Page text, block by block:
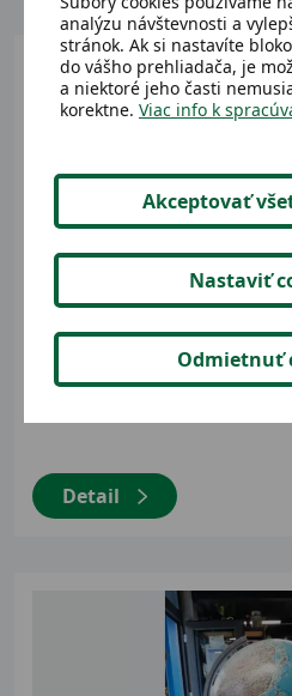
Detské vyrážatká
Detail
analýzu návštevnosti a
stránok. Ak si nastavíte
do vášho prehliadača, je
a niektoré jeho časti
korektne. Viac info k
Akceptovať
Nastaviť
Odmietnuť